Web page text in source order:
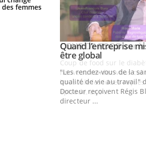
femmes la nuit ?
YoutubeYoutube
Quand l’entreprise
être globalYoutube
"Les rendez-vous de la
qualité de vie au travail"
Docteur reçoivent Régis
directeur ...